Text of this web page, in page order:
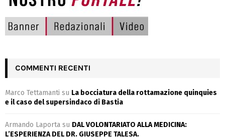
COMMENTI RECENTI
Marco Tettamanti su La bocciatura della rottamazione quinquies
e il caso del supersindaco di Bastia
Armando Laporta su DAL VOLONTARIATO ALLA MEDICINA:
L’ESPERIENZA DEL DR. GIUSEPPE TALESA.